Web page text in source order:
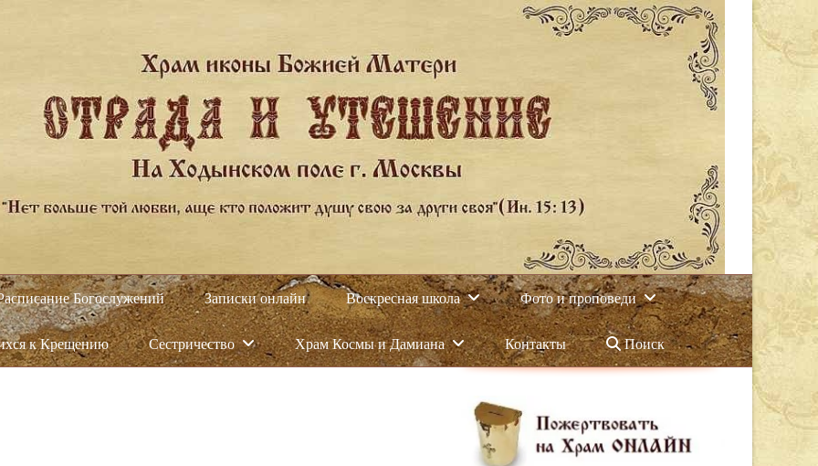
Богослужений Записки онлайн Воскресная школа Фото и проповеди
к Крещению Сестричество Храм Космы и Дамиана Контакты Поиск